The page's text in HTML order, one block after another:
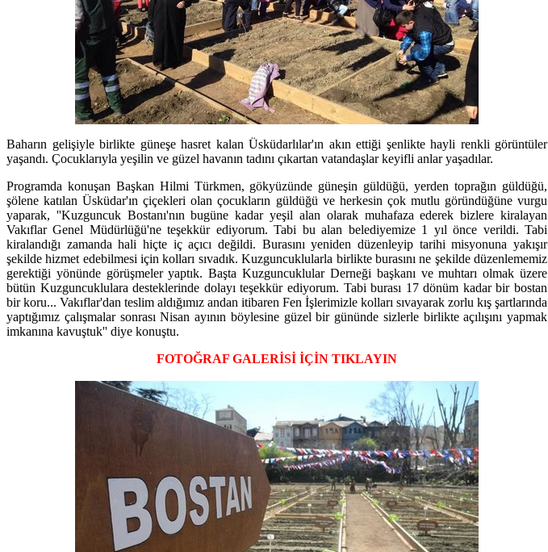
Baharın gelişiyle birlikte güneşe hasret kalan Üsküdarlılar'ın akın ettiği şenlikte hayli renkli görüntüler
yaşandı. Çocuklarıyla yeşilin ve güzel havanın tadını çıkartan vatandaşlar keyifli anlar yaşadılar.
Programda konuşan Başkan Hilmi Türkmen, gökyüzünde güneşin güldüğü, yerden toprağın güldüğü,
şölene katılan Üsküdar'ın çiçekleri olan çocukların güldüğü ve herkesin çok mutlu göründüğüne vurgu
yaparak, ''Kuzguncuk Bostanı'nın bugüne kadar yeşil alan olarak muhafaza ederek bizlere kiralayan
Vakıflar Genel Müdürlüğü'ne teşekkür ediyorum. Tabi bu alan belediyemize 1 yıl önce verildi. Tabi
kiralandığı zamanda hali hiçte iç açıcı değildi. Burasını yeniden düzenleyip tarihi misyonuna yakışır
şekilde hizmet edebilmesi için kolları sıvadık. Kuzguncuklularla birlikte burasını ne şekilde düzenlememiz
gerektiği yönünde görüşmeler yaptık. Başta Kuzguncuklular Derneği başkanı ve muhtarı olmak üzere
bütün Kuzguncuklulara desteklerinde dolayı teşekkür ediyorum. Tabi burası 17 dönüm kadar bir bostan
bir koru... Vakıflar'dan teslim aldığımız andan itibaren Fen İşlerimizle kolları sıvayarak zorlu kış şartlarında
yaptığımız çalışmalar sonrası Nisan ayının böylesine güzel bir gününde sizlerle birlikte açılışını yapmak
imkanına kavuştuk'' diye konuştu.
FOTOĞRAF GALERİSİ İÇİN TIKLAYIN